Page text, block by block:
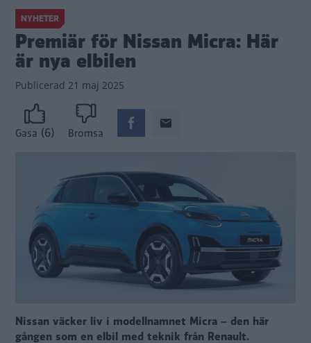
NYHETER
Premiär för Nissan Micra: Här
är nya elbilen
Publicerad 21 maj 2025
Gasa (6) Bromsa
Nissan väcker liv i modellnamnet Micra – den här
gången som en elbil med teknik från Renault.